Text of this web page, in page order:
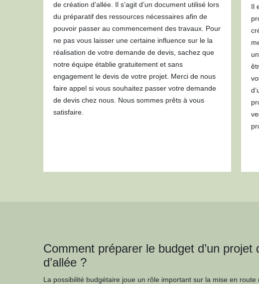
de création d’allée. Il s’agit d’un document utilisé lors
du préparatif des ressources nécessaires afin de
pouvoir passer au commencement des travaux. Pour
ne pas vous laisser une certaine influence sur le la
réalisation de votre demande de devis, sachez que
notre équipe établie gratuitement et sans
engagement le devis de votre projet. Merci de nous
faire appel si vous souhaitez passer votre demande
de devis chez nous. Nous sommes prêts à vous
satisfaire.
Il
Comment préparer le budget d’un projet
d’allée ?
La possibilité budgétaire joue un rôle important sur la mise en route